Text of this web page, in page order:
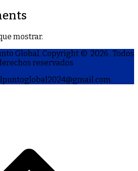
mostrar.
Global. Copyright © 2026 . Todos
reservados